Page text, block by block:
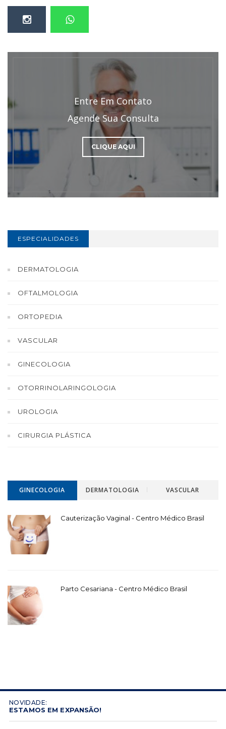
Entre Em Contato
Agende Sua Consulta
CLIQUE AQUI
ESPECIALIDADES
DERMATOLOGIA
OFTALMOLOGIA
ORTOPEDIA
VASCULAR
GINECOLOGIA
OTORRINOLARINGOLOGIA
UROLOGIA
CIRURGIA PLÁSTICA
GINECOLOGIA DERMATOLOGIA VASCULAR
Cauterização Vaginal - Centro Médico Brasil
Parto Cesariana - Centro Médico Brasil
NOVIDADE:
ESTAMOS EM EXPANSÃO!